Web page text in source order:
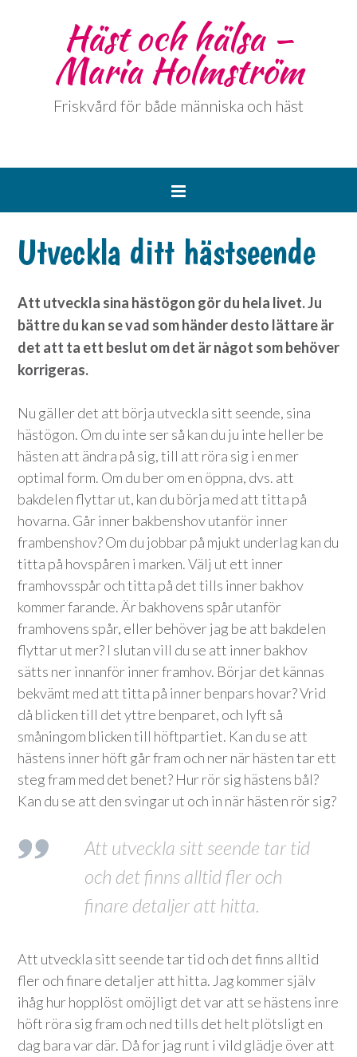
Häst och hälsa –
Maria Holmström
Friskvård för både människa och häst
Utveckla ditt hästseende
Att utveckla sina hästögon gör du hela livet. Ju
bättre du kan se vad som händer desto lättare är
det att ta ett beslut om det är något som behöver
korrigeras.
Nu gäller det att börja utveckla sitt seende, sina
hästögon. Om du inte ser så kan du ju inte heller be
hästen att ändra på sig, till att röra sig i en mer
optimal form. Om du ber om en öppna, dvs. att
bakdelen flyttar ut, kan du börja med att titta på
hovarna. Går inner bakbenshov utanför inner
frambenshov? Om du jobbar på mjukt underlag kan du
titta på hovspåren i marken. Välj ut ett inner
framhovsspår och titta på det tills inner bakhov
kommer farande. Är bakhovens spår utanför
framhovens spår, eller behöver jag be att bakdelen
flyttar ut mer? I slutan vill du se att inner bakhov
sätts ner innanför inner framhov. Börjar det kännas
bekvämt med att titta på inner benpars hovar? Vrid
då blicken till det yttre benparet, och lyft så
småningom blicken till höftpartiet. Kan du se att
hästens inner höft går fram och ner när hästen tar ett
steg fram med det benet? Hur rör sig hästens bål?
Kan du se att den svingar ut och in när hästen rör sig?
Att utveckla sitt seende tar tid
och det finns alltid fler och
finare detaljer att hitta.
Att utveckla sitt seende tar tid och det finns alltid
fler och finare detaljer att hitta. Jag kommer själv
ihåg hur hopplöst omöjligt det var att se hästens inre
höft röra sig fram och ned tills det helt plötsligt en
dag bara var där. Då for jag runt i vild glädje över att